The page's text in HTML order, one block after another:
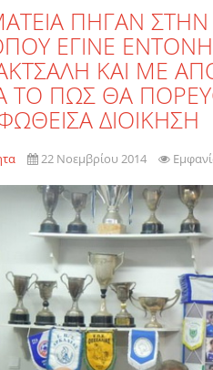
ΠΗΓΑΝ
ΕΓΙΝΕ
ΚΑΙ ΜΕ
ΤΟ ΠΩΣ ΘΑ
ΔΙΟΙΚΗΣΗ
22 Νοεμβρίου 2014